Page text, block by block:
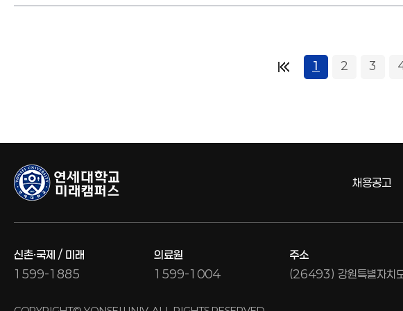
1 2 3
채용공고
신촌·국제 / 미래
1599-1885
의료원
1599-1004
주소
(26493) 강원특별자치